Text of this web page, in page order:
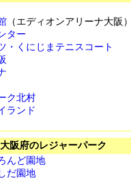
（エディオンアリーナ大阪）
ター
・くにじまテニスコート
ク北村
ランド
大阪府のレジャーパーク
んど園地
だ園地